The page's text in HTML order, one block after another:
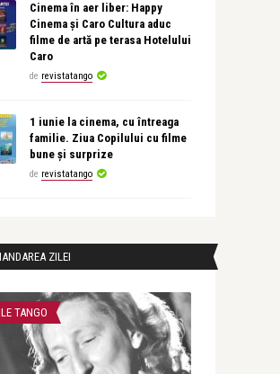
Cinema în aer liber: Happy
Cinema și Caro Cultura aduc
filme de artă pe terasa Hotelului
Caro
de revistatango
1 iunie la cinema, cu întreaga
familie. Ziua Copilului cu filme
bune și surprize
de revistatango
ZILEI
TANGO